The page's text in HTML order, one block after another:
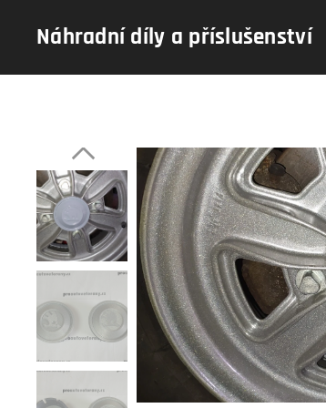
Náhradní díly a příslušenství